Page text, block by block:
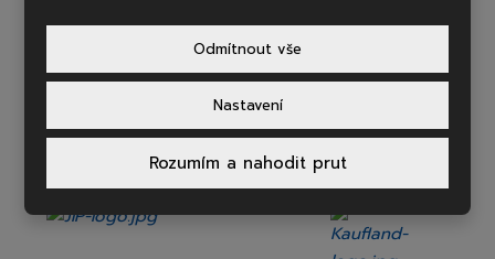
Odmítnout vše
Nastavení
Rozumím a nahodit prut